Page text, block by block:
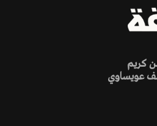
كريم
عويساوي